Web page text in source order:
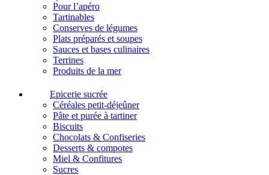
Pour l’apéro
Tartinables
Conserves de légumes
Plats préparés et soupes
Sauces et bases culinaires
Terrines
Produits de la mer
Epicerie sucrée
Céréales petit-déjeûner
Pâte et purée à tartiner
Biscuits
Chocolats & Confiseries
Desserts & compotes
Miel & Confitures
Sucres